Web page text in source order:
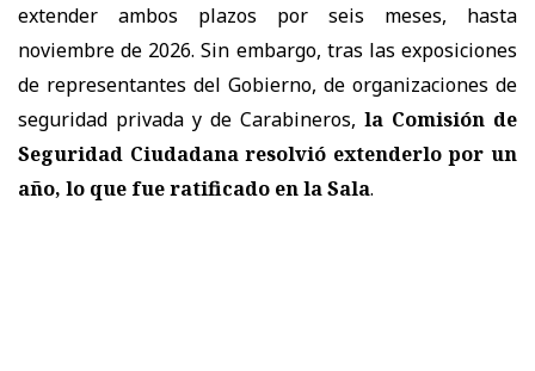
extender ambos plazos por seis meses, hasta
noviembre de 2026. Sin embargo, tras las exposiciones
de representantes del Gobierno, de organizaciones de
seguridad privada y de Carabineros, la Comisión de
Seguridad Ciudadana resolvió extenderlo por un
año, lo que fue ratificado en la Sala.